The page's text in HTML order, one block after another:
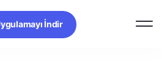
İndir